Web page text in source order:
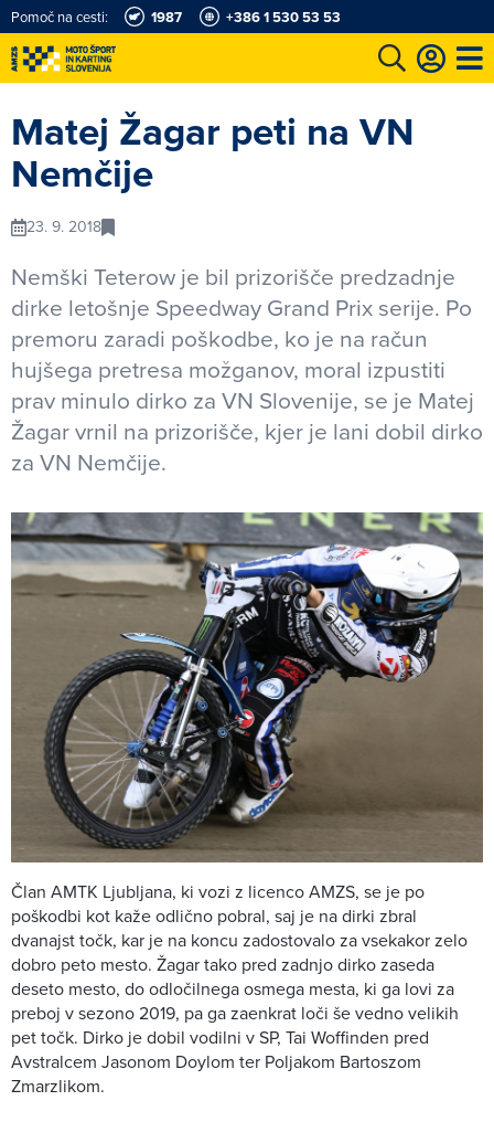
Pomoč na cesti: 1987 +386 1 530 53 53
Matej Žagar peti na VN
Nemčije
23. 9. 2018
Nemški Teterow je bil prizorišče predzadnje
dirke letošnje Speedway Grand Prix serije. Po
premoru zaradi poškodbe, ko je na račun
hujšega pretresa možganov, moral izpustiti
prav minulo dirko za VN Slovenije, se je Matej
Žagar vrnil na prizorišče, kjer je lani dobil dirko
za VN Nemčije.
Član AMTK Ljubljana, ki vozi z licenco AMZS, se je po
poškodbi kot kaže odlično pobral, saj je na dirki zbral
dvanajst točk, kar je na koncu zadostovalo za vsekakor zelo
dobro peto mesto. Žagar tako pred zadnjo dirko zaseda
deseto mesto, do odločilnega osmega mesta, ki ga lovi za
preboj v sezono 2019, pa ga zaenkrat loči še vedno velikih
pet točk. Dirko je dobil vodilni v SP, Tai Woffinden pred
Avstralcem Jasonom Doylom ter Poljakom Bartoszom
Zmarzlikom.